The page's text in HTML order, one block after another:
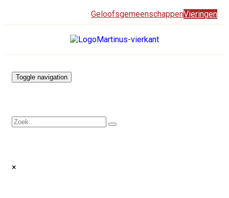
GeloofsgemeenschappenVieringen
Toggle navigation
×